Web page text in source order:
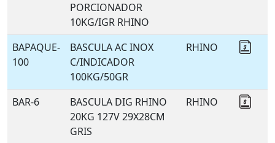
PORCIONADOR
10KG/IGR RHINO
BAPAQUE-
100
BASCULA AC INOX
C/INDICADOR
100KG/50GR
RHINO
BAR-6
BASCULA DIG RHINO
20KG 127V 29X28CM
GRIS
RHINO